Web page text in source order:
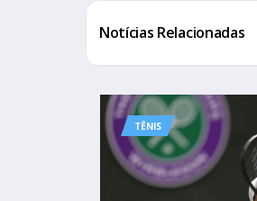
Notícias Relacionadas
TÊNIS